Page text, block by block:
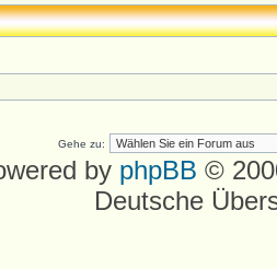
Gehe zu:
by phpBB ©
Deutsche